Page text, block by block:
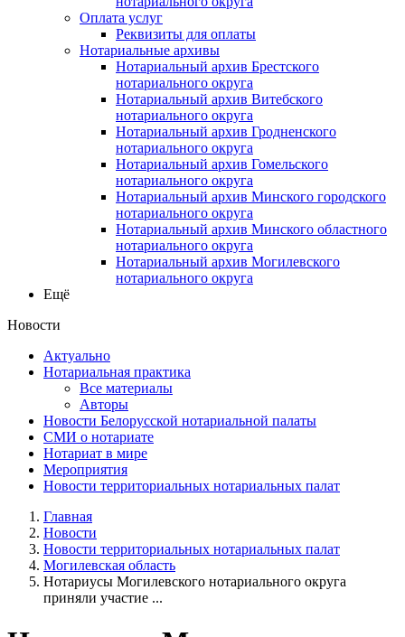
Оплата услуг
Реквизиты для оплаты
Нотариальные архивы
Нотариальный архив Брестского
нотариального округа
Нотариальный архив Витебского
нотариального округа
Нотариальный архив Гродненского
нотариального округа
Нотариальный архив Гомельского
нотариального округа
Нотариальный архив Минского городского
нотариального округа
Нотариальный архив Минского областного
нотариального округа
Нотариальный архив Могилевского
нотариального округа
Ещё
Новости
Актуально
Нотариальная практика
Все материалы
Авторы
Новости Белорусской нотариальной палаты
СМИ о нотариате
Нотариат в мире
Мероприятия
Новости территориальных нотариальных палат
Главная
Новости
Новости территориальных нотариальных палат
Могилевская область
Нотариусы Могилевского нотариального округа
приняли участие ...